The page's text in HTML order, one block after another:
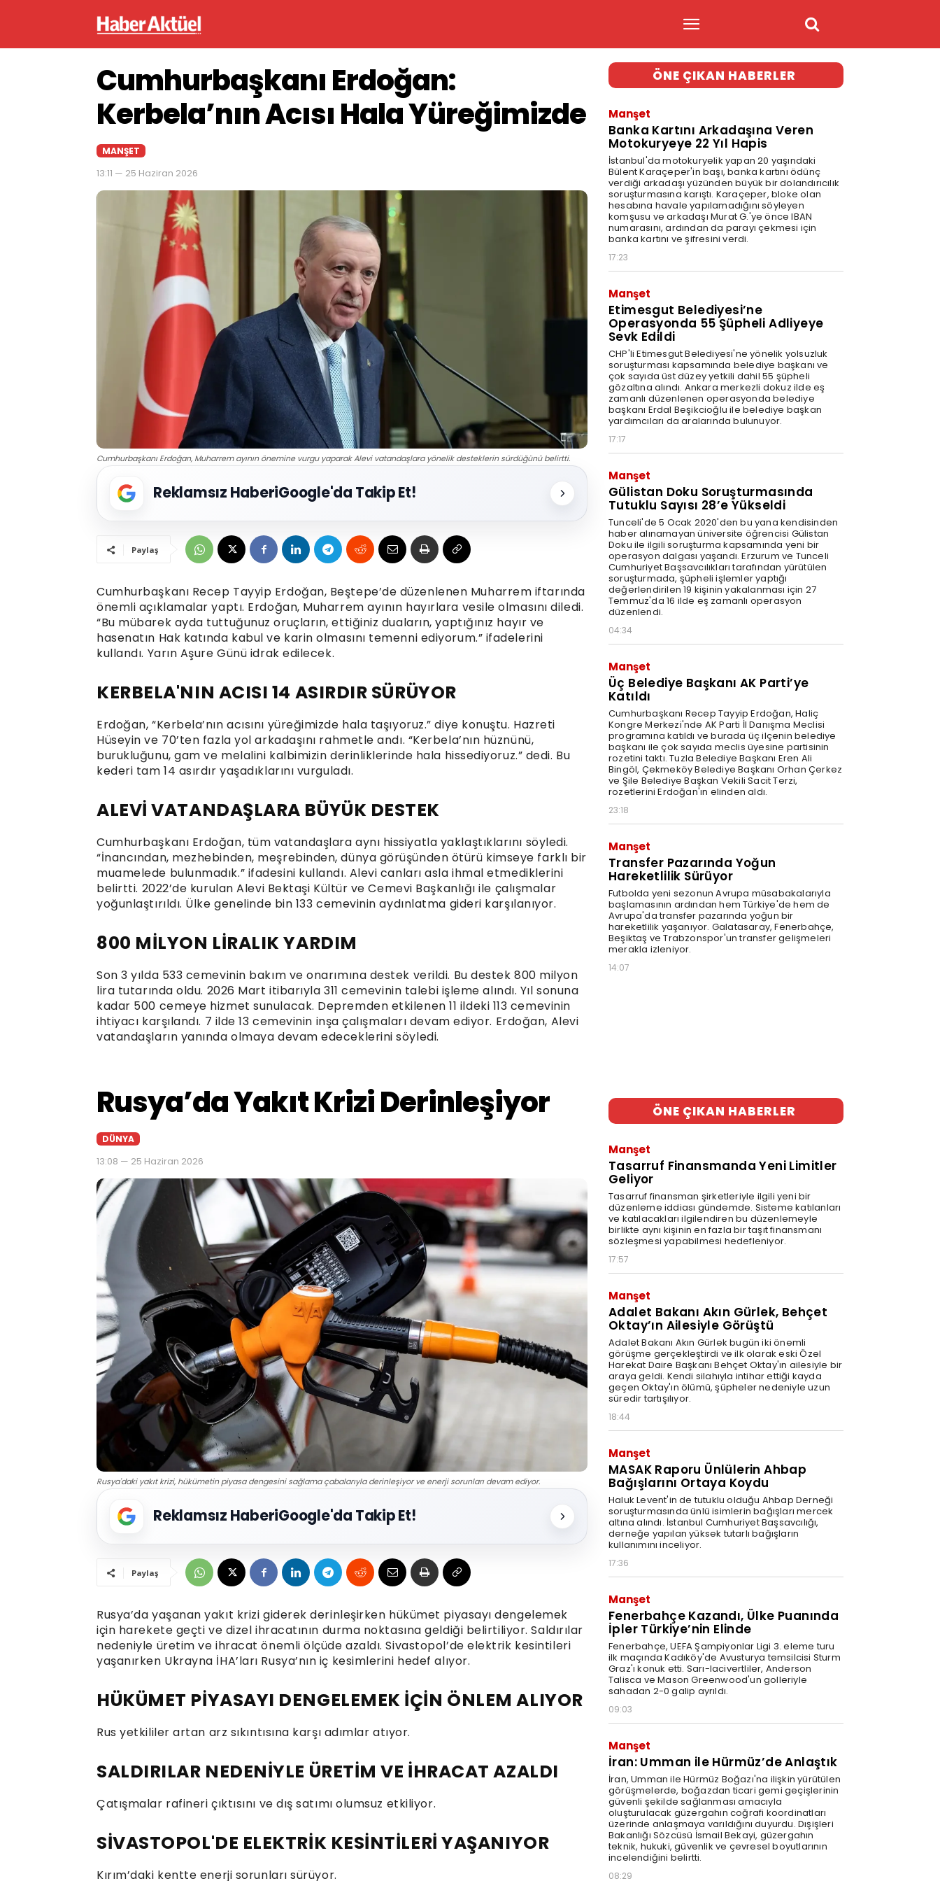
Cumhurbaşkanı Erdoğan:
Kerbela’nın Acısı Hala Yüreğimizde
MANŞET
13:11 — 25 Haziran 2026
Cumhurbaşkanı Erdoğan, Muharrem ayının önemine vurgu yaparak Alevi vatandaşlara yönelik desteklerin sürdüğünü belirtti.
Reklamsız HaberiGoogle'da Takip Et!
Paylaş
Cumhurbaşkanı Recep Tayyip Erdoğan, Beştepe’de düzenlenen Muharrem iftarında
önemli açıklamalar yaptı. Erdoğan, Muharrem ayının hayırlara vesile olmasını diledi.
“Bu mübarek ayda tuttuğunuz oruçların, ettiğiniz duaların, yaptığınız hayır ve
hasenatın Hak katında kabul ve karin olmasını temenni ediyorum.” ifadelerini
kullandı. Yarın Aşure Günü idrak edilecek.
KERBELA'NIN ACISI 14 ASIRDIR SÜRÜYOR
Erdoğan, “Kerbela’nın acısını yüreğimizde hala taşıyoruz.” diye konuştu. Hazreti
Hüseyin ve 70’ten fazla yol arkadaşını rahmetle andı. “Kerbela’nın hüznünü,
burukluğunu, gam ve melalini kalbimizin derinliklerinde hala hissediyoruz.” dedi. Bu
kederi tam 14 asırdır yaşadıklarını vurguladı.
ALEVİ VATANDAŞLARA BÜYÜK DESTEK
Cumhurbaşkanı Erdoğan, tüm vatandaşlara aynı hissiyatla yaklaştıklarını söyledi.
“İnancından, mezhebinden, meşrebinden, dünya görüşünden ötürü kimseye farklı bir
muamelede bulunmadık.” ifadesini kullandı. Alevi canları asla ihmal etmediklerini
belirtti. 2022’de kurulan Alevi Bektaşi Kültür ve Cemevi Başkanlığı ile çalışmalar
yoğunlaştırıldı. Ülke genelinde bin 133 cemevinin aydınlatma gideri karşılanıyor.
800 MİLYON LİRALIK YARDIM
Son 3 yılda 533 cemevinin bakım ve onarımına destek verildi. Bu destek 800 milyon
lira tutarında oldu. 2026 Mart itibarıyla 311 cemevinin talebi işleme alındı. Yıl sonuna
kadar 500 cemeye hizmet sunulacak. Depremden etkilenen 11 ildeki 113 cemevinin
ihtiyacı karşılandı. 7 ilde 13 cemevinin inşa çalışmaları devam ediyor. Erdoğan, Alevi
vatandaşların yanında olmaya devam edeceklerini söyledi.
ÖNE ÇIKAN HABERLER
Manşet
Banka Kartını Arkadaşına Veren
Motokuryeye 22 Yıl Hapis
İstanbul'da motokuryelik yapan 20 yaşındaki
Bülent Karaçeper'in başı, banka kartını ödünç
verdiği arkadaşı yüzünden büyük bir dolandırıcılık
soruşturmasına karıştı. Karaçeper, bloke olan
hesabına havale yapılamadığını söyleyen
komşusu ve arkadaşı Murat G.'ye önce IBAN
numarasını, ardından da parayı çekmesi için
banka kartını ve şifresini verdi.
17:23
Manşet
Etimesgut Belediyesi’ne
Operasyonda 55 Şüpheli Adliyeye
Sevk Edildi
CHP'li Etimesgut Belediyesi'ne yönelik yolsuzluk
soruşturması kapsamında belediye başkanı ve
çok sayıda üst düzey yetkili dahil 55 şüpheli
gözaltına alındı. Ankara merkezli dokuz ilde eş
zamanlı düzenlenen operasyonda belediye
başkanı Erdal Beşikcioğlu ile belediye başkan
yardımcıları da aralarında bulunuyor.
17:17
Manşet
Gülistan Doku Soruşturmasında
Tutuklu Sayısı 28’e Yükseldi
Tunceli'de 5 Ocak 2020'den bu yana kendisinden
haber alınamayan üniversite öğrencisi Gülistan
Doku ile ilgili soruşturma kapsamında yeni bir
operasyon dalgası yaşandı. Erzurum ve Tunceli
Cumhuriyet Başsavcılıkları tarafından yürütülen
soruşturmada, şüpheli işlemler yaptığı
değerlendirilen 19 kişinin yakalanması için 27
Temmuz'da 16 ilde eş zamanlı operasyon
düzenlendi.
04:34
Manşet
Üç Belediye Başkanı AK Parti’ye
Katıldı
Cumhurbaşkanı Recep Tayyip Erdoğan, Haliç
Kongre Merkezi'nde AK Parti İl Danışma Meclisi
programına katıldı ve burada üç ilçenin belediye
başkanı ile çok sayıda meclis üyesine partisinin
rozetini taktı. Tuzla Belediye Başkanı Eren Ali
Bingöl, Çekmeköy Belediye Başkanı Orhan Çerkez
ve Şile Belediye Başkan Vekili Sacit Terzi,
rozetlerini Erdoğan'ın elinden aldı.
23:18
Manşet
Transfer Pazarında Yoğun
Hareketlilik Sürüyor
Futbolda yeni sezonun Avrupa müsabakalarıyla
başlamasının ardından hem Türkiye'de hem de
Avrupa'da transfer pazarında yoğun bir
hareketlilik yaşanıyor. Galatasaray, Fenerbahçe,
Beşiktaş ve Trabzonspor'un transfer gelişmeleri
merakla izleniyor.
14:07